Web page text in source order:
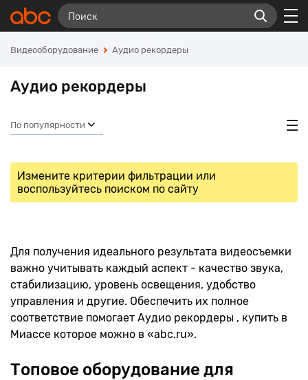
Видеооборудование Аудио рекордеры
Аудио рекордеры
По популярности
Измените критерии фильтрации или
воспользуйтесь поиском по сайту
Для получения идеального результата видеосъемки
важно учитывать каждый аспект - качество звука,
стабилизацию, уровень освещения, удобство
управления и другие. Обеспечить их полное
соответствие помогает Аудио рекордеры , купить в
Миассе которое можно в «abc.ru».
Топовое оборудование для